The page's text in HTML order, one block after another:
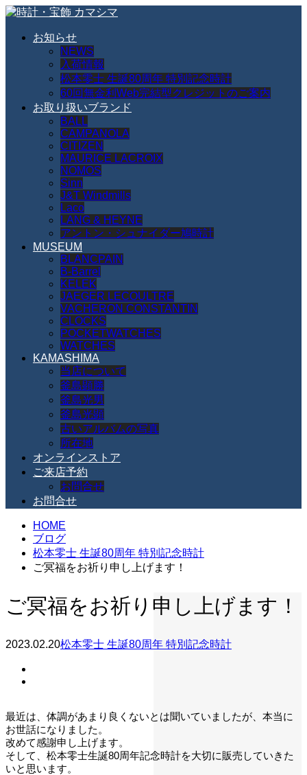
お知らせ
NEWS
入荷情報
松本零士 生誕80周年 特別記念時計
60回無金利Web完結型クレジットのご案内
お取り扱いブランド
BALL
CAMPANOLA
CITIZEN
MAURICE LACROIX
NOMOS
Sinn
J&T Windmills
Laco
LANG & HEYNE
アントン・シュナイダー鳩時計
MUSEUM
BLANCPAIN
B-Barrel
KELEK
JAEGER LECOULTRE
VACHERON CONSTANTIN
CLOCKS
POCKETWATCHES
WATCHES
KAMASHIMA
当店について
釜島顕勝
釜島光男
釜島光顕
古いアルバムの写真
所在地
オンラインストア
ご来店予約
お問合せ
お問合せ
HOME
ブログ
松本零士 生誕80周年 特別記念時計
ご冥福をお祈り申し上げます！
ご冥福をお祈り申し上げます！
2023.02.20松本零士 生誕80周年 特別記念時計
最近は、体調があまり良くないとは聞いていましたが、本当に
お世話になりました。
改めて感謝申し上げます。
そして、松本零士生誕80周年記念時計を大切に販売していきた
いと思います。